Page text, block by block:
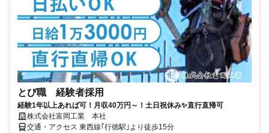
とび職 経験者採用
経験1年以上あれば可！月収40万円～！土日祝休み✨直行直帰可
株式会社富岡工業 本社
交通・アクセス 東西線｢行徳駅｣より徒歩15分